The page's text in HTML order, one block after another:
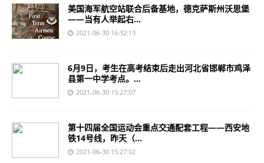
美国海军航空站联合后备基地，德克萨斯州沃思堡
——当有人举起右...
2021-06-30 16:32:13
6月9日，考生在高考结束后走出河北省邯郸市鸡泽
县第一中学考点。...
2021-06-30 15:27:07
第十四届全国运动会重点交通配套工程——西安地
铁14号线，昨天（...
2021-06-30 15:27:02